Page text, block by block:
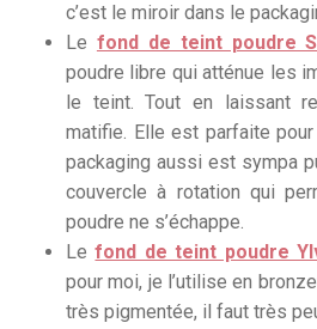
c’est le miroir dans le
Le fond de teint poudre
poudre libre qui atténue les
le teint. Tout en laissant
matifie. Elle est parfaite
packaging aussi est sympa
couvercle à rotation qui
poudre ne s’échappe.
Lefond de teint poudre
pour moi, je l’utilise en
très pigmentée, il faut très